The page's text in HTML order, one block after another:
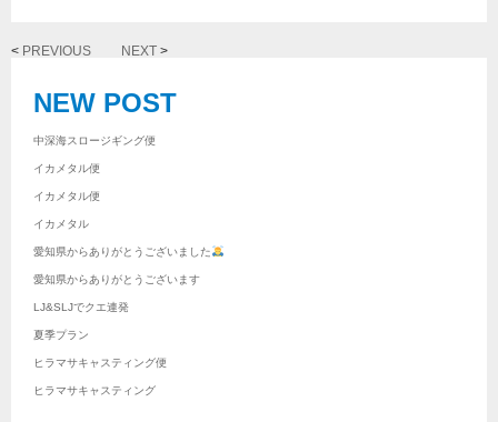
< PREVIOUS NEXT >
NEW POST
中深海スロージギング便
イカメタル便
イカメタル便
イカメタル
愛知県からありがとうございました
愛知県からありがとうございます
LJ&SLJでクエ連発
夏季プラン
ヒラマサキャスティング便
ヒラマサキャスティング